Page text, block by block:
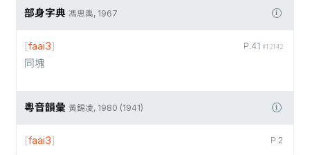
部身字典 馮思禹, 1967
P.41 #12142
[faai3]
同塊
粵音韻彙 黃錫凌, 1980 (1941)
P.2
[faai3]